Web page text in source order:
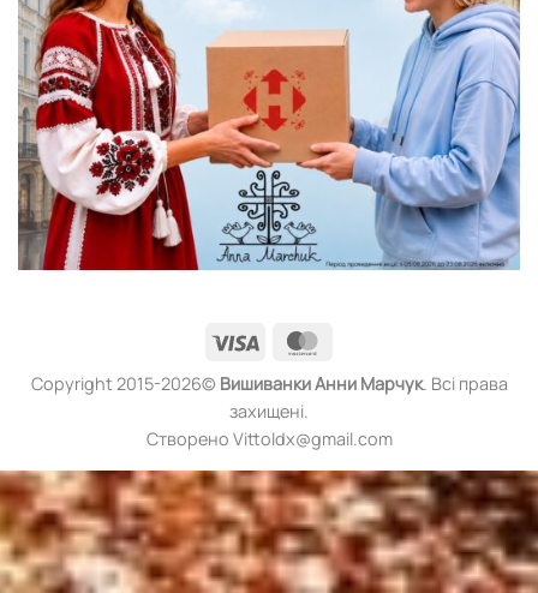
Visa
Copyright 2015-2026© ВишиванкиАнни Марчук. Всі права
захищені.
Створено Vittoldx@gmail.com